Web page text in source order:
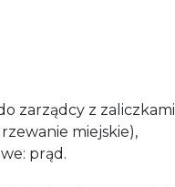
zarządcy z
miejskie),
prąd.